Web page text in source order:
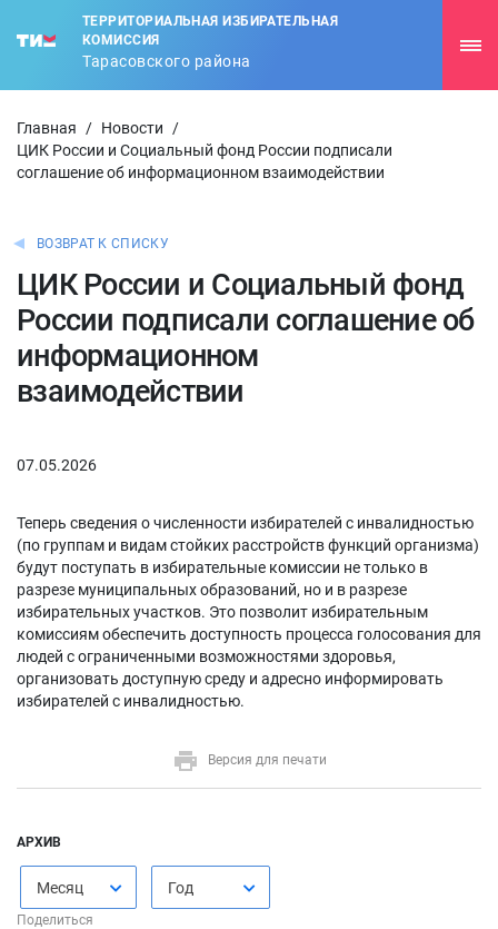
ТЕРРИТОРИАЛЬНАЯ ИЗБИРАТЕЛЬНАЯ
КОМИССИЯ
Тарасовского района
Главная / Новости
/
ЦИК России и Социальный фонд России подписали
соглашение об информационном взаимодействии
ВОЗВРАТ К СПИСКУ
ЦИК России и Социальный фонд
России подписали соглашение об
информационном
взаимодействии
07.05.2026
Теперь сведения о численности избирателей с инвалидностью
(по группам и видам стойких расстройств функций организма)
будут поступать в избирательные комиссии не только в
разрезе муниципальных образований, но и в разрезе
избирательных участков. Это позволит избирательным
комиссиям обеспечить доступность процесса голосования для
людей с ограниченными возможностями здоровья,
организовать доступную среду и адресно информировать
избирателей с инвалидностью.
Версия для печати
АРХИВ
Месяц Год
Поделиться